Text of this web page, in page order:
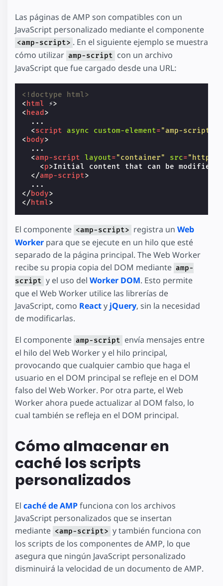
Las páginas de AMP son compatibles con un
JavaScript personalizado mediante el componente
<amp-script> . En el siguiente ejemplo se muestra
cómo utilizar amp-script con un archivo
JavaScript que fue cargado desde una URL:
<!doctype html>
< html ⚡>
< head >
  ...
<script async custom-element="amp-script"
<body>
  ...
<amp-script layout="container" src=
<p>Initial content that can be modified
</amp-script>
</body>
</ html>
El componente <amp-script> registra un Web
Worker para que se ejecute en un hilo que esté
separado de la página principal. The Web Worker
recibe su propia copia del DOM mediante amp-
script y el uso del Worker DOM. Esto permite
que el Web Worker utilice las librerías de
JavaScript, como Reacty jQuery, sin la necesidad
de modificarlas.
El componente amp-script envía mensajes entre
el hilo del Web Worker y el hilo principal,
provocando que cualquier cambio que haga el
usuario en el DOM principal se refleje en el DOM
falso del Web Worker. Por otra parte, el Web
Worker ahora puede actualizar al DOM falso, lo
cual también se refleja en el DOM principal.
Cómo almacenar en
caché los scripts
personalizados
El caché de AMPfunciona con los archivos
JavaScript personalizados que se insertan
mediante <amp-script> y también funciona con
los scripts de los componentes de AMP, lo que
asegura que ningún JavaScript personalizado
disminuirá la velocidad de un documento de AMP.